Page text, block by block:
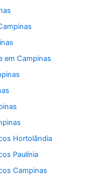
em Campinas
Hortolândia
Paulínia
Campinas